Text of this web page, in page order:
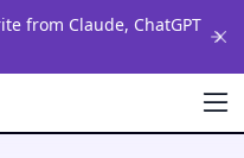
from Claude, ChatGPT